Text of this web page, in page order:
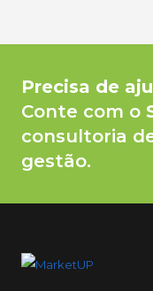
Precisa de
Conte com o
consultoria
gestão.